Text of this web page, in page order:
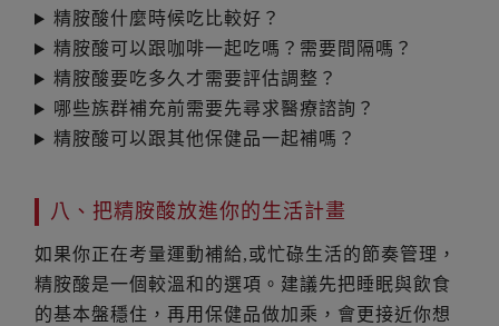
精胺酸什麼時候吃比較好？
精胺酸可以跟咖啡一起吃嗎？需要間隔嗎？
精胺酸要吃多久才需要評估調整？
哪些族群補充前需要先尋求醫療諮詢？
精胺酸可以跟其他保健品一起補嗎？
八、把精胺酸放進你的生活計畫
如果你正在考量運動補給,或忙碌生活的節奏管理，
精胺酸是一個較溫和的選項。建議先把睡眠與飲食
的基本盤穩住，再用保健品做加乘，會更接近你想